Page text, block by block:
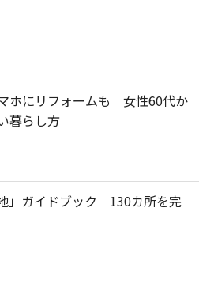
ホにリフォームも 女性60代か
暮らし方
」ガイドブック 130カ所を完